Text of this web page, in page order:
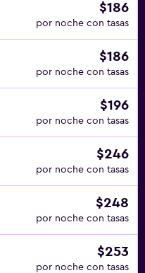
$186
por noche con tasas
$186
por noche con tasas
$196
por noche con tasas
$246
por noche con tasas
$248
por noche con tasas
$253
por noche con tasas